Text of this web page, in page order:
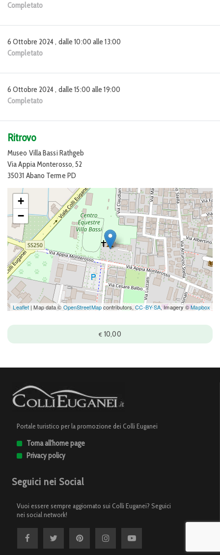
Completato
6 Ottobre 2024 , dalle 10:00 alle 13:00
Completato
6 Ottobre 2024 , dalle 15:00 alle 19:00
Completato
Ritrovo
Museo Villa Bassi Rathgeb
Via Appia Monterosso, 52
35031 Abano Terme PD
+
−
Leaflet | Map data © OpenStreetMapcontributors,CC-BY-SA, Imagery ©Mapbox
€ 10,00
Portale turistico per la promozione dei Colli Euganei
Torna all'home page
Privacy policy
Seguici nei Social
Vuoi essere sempre aggiornato sui Colli Euganei? Seguici
nei social network!